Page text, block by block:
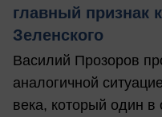
главный признак
Зеленского
Василий Прозоров
аналогичной
века, который один в